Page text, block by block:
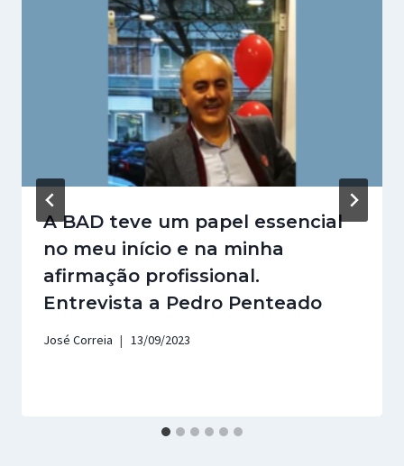
A BAD teve um papel essencial
no meu início e na minha
afirmação profissional.
Entrevista a Pedro Penteado
José Correia 13/09/2023